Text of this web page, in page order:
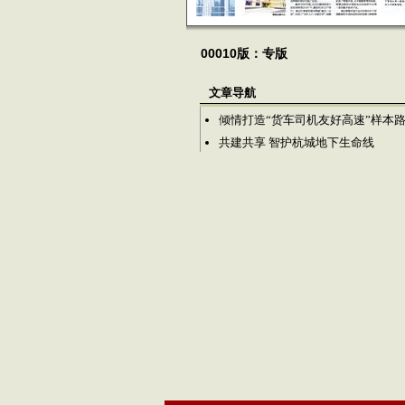
00010版：专版
文章导航
倾情打造“货车司机友好高速”样本路
共建共享 智护杭城地下生命线